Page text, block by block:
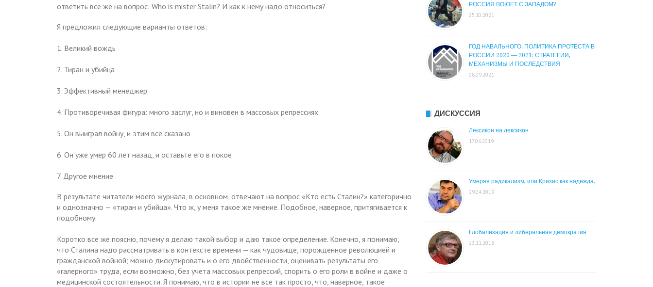
ответить все же на вопрос: Who is mister Stalin? И как к нему надо относиться?
Я предложил следующие варианты ответов:
1. Великий вождь
2. Тиран и убийца
3. Эффективный менеджер
4. Противоречивая фигура: много заслуг, но и виновен в массовых репрессиях
5. Он выиграл войну, и этим все сказано
6. Он уже умер 60 лет назад, и оставьте его в покое
7. Другое мнение
В результате читатели моего журнала, в основном, отвечают на вопрос «Кто есть Сталин?» категорично
и однозначно — «тиран и убийца». Что ж, у меня такое же мнение. Подобное, наверное, притягивается к
подобному.
Коротко все же поясню, почему я делаю такой выбор и даю такое определение. Конечно, я понимаю,
что Сталина надо рассматривать в контексте времени — как чудовище, порожденное революцией и
гражданской войной; можно дискутировать и о его двойственности, оценивать результаты его
«галерного» труда, если возможно, без учета массовых репрессий, спорить о его роли в войне и даже о
медицинской состоятельности. Я понимаю, что в истории не все так просто, что, наверное, такое
РОССИЯ ВОЮЕТ С ЗАПАДОМ?
25.10.2021
ГОД НАВАЛЬНОГО. ПОЛИТИКА ПРОТЕСТА В
РОССИИ 2020 — 2021: СТРАТЕГИИ,
МЕХАНИЗМЫ И ПОСЛЕДСТВИЯ
08.09.2021
ДИСКУССИЯ
Лексикон на лексикон
17.06.2019
Умеряя радикализм, или Кризис как надежда.
29.04.2019
Глобализация и либеральная демократия
23.11.2018